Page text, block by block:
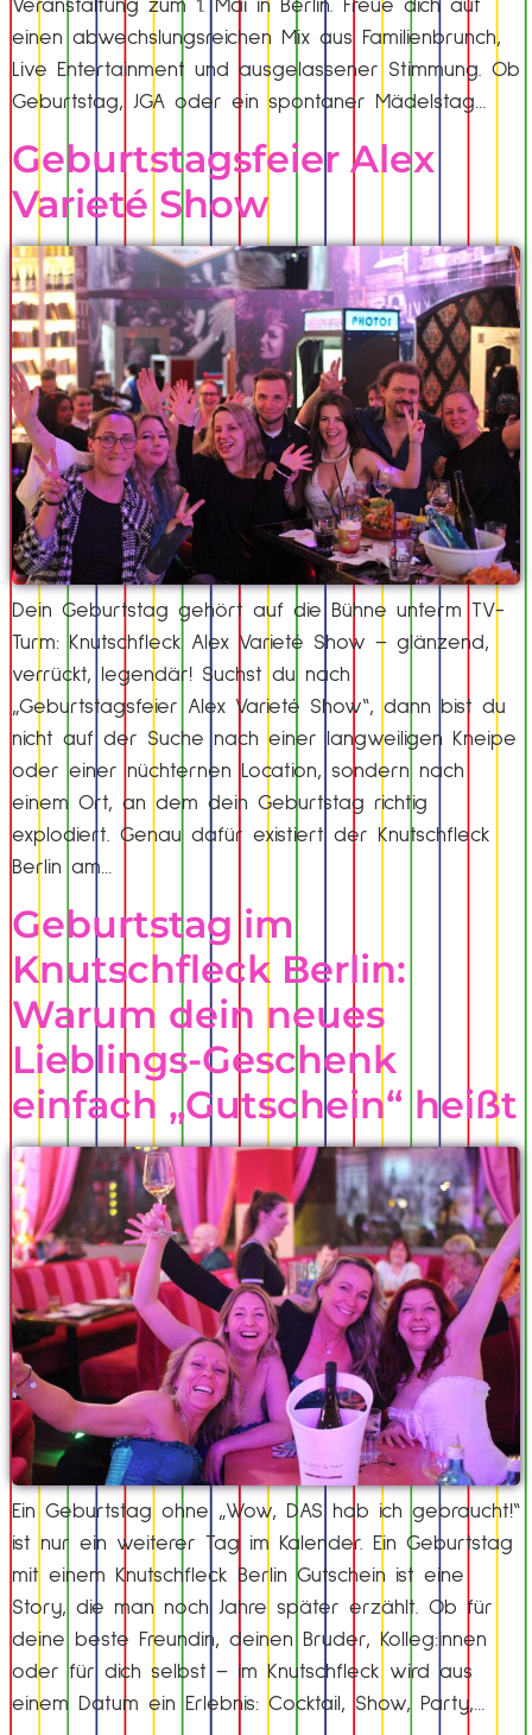
Veranstaltung zum 1. Mai in Berlin. Freue dich auf
einen abwechslungsreichen Mix aus Familienbrunch,
Live Entertainment und ausgelassener Stimmung. Ob
Geburtstag, JGA oder ein spontaner Mädelstag…
Geburtstagsfeier Alex
Varieté Show
Dein Geburtstag gehört auf die Bühne unterm TV-
Turm: Knutschfleck Alex Varieté Show – glänzend,
verrückt, legendär! Suchst du nach
„Geburtstagsfeier Alex Varieté Show“, dann bist du
nicht auf der Suche nach einer langweiligen Kneipe
oder einer nüchternen Location, sondern nach
einem Ort, an dem dein Geburtstag richtig
explodiert. Genau dafür existiert der Knutschfleck
Berlin am…
Geburtstag im
Knutschfleck Berlin:
Warum dein neues
Lieblings-Geschenk
einfach „Gutschein“ heißt
Ein Geburtstag ohne „Wow, DAS hab ich gebraucht!“
ist nur ein weiterer Tag im Kalender. Ein Geburtstag
mit einem Knutschfleck Berlin Gutschein ist eine
Story, die man noch Jahre später erzählt. Ob für
deine beste Freundin, deinen Bruder, Kolleg:innen
oder für dich selbst – im Knutschfleck wird aus
einem Datum ein Erlebnis: Cocktail, Show, Party,…